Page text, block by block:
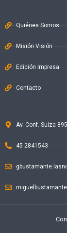
Quiénes Somos
Misión Visión
Edición Impresa
Contacto
Av. Conf. Suiza
45 2841543